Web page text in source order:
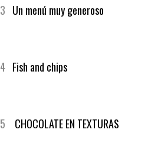
3 Un menú muy generoso
4 Fish and chips
5 CHOCOLATE EN TEXTURAS